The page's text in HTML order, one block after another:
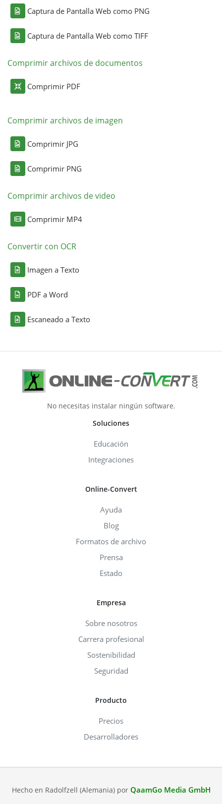
Captura de Pantalla Web como PNG
Captura de Pantalla Web como TIFF
Comprimir archivos de documentos
Comprimir PDF
Comprimir archivos de imagen
Comprimir JPG
Comprimir PNG
Comprimir archivos de video
Comprimir MP4
Convertir con OCR
Imagen a Texto
PDF a Word
Escaneado a Texto
No necesitas instalar ningún software.
Soluciones
Educación
Integraciones
Online-Convert
Ayuda
Blog
Formatos de archivo
Prensa
Estado
Empresa
Sobre nosotros
Carrera profesional
Sostenibilidad
Seguridad
Producto
Precios
Desarrolladores
Hecho en Radolfzell (Alemania) por QaamGo Media GmbH